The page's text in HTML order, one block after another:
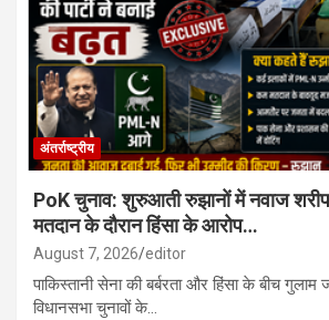
बाद हत्या, पड़ोसी गिरफ्तार…
बालोद : शासकीय उच्चतर माध्यमिक विद्यालय
एकीकृत बाल संरक्षण सेवाएं जागरूकता कार्यक्रम
अंतर्राष्ट्रीय
PoK चुनाव: शुरुआती रुझानों में नवाज शरीफ
मतदान के दौरान हिंसा के आरोप…
August 7, 2026 editor
पाकिस्तानी सेना की बर्बरता और हिंसा के बीच
विधानसभा चुनावों के…